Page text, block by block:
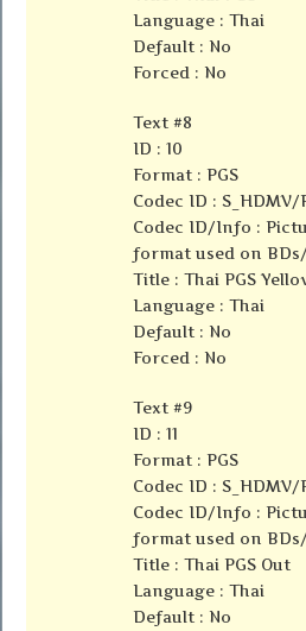
Language : Thai
Default : No
Forced : No
Text #8
ID : 10
Format : PGS
Codec ID : S_HDMV/
Codec ID/Info :
format used on
Title : Thai PGS
Language : Thai
Default : No
Forced : No
Text #9
ID : 11
Format : PGS
Codec ID : S_HDMV/
Codec ID/Info :
format used on
Title : Thai PGS Out
Language : Thai
Default : No